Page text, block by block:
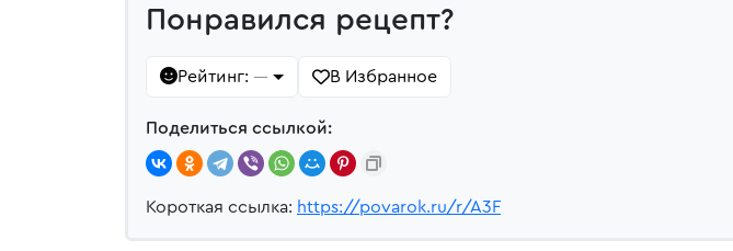
Понравился рецепт?
Рейтинг: — В Избранное
Поделиться ссылкой:
Короткая ссылка: https://povarok.ru/r/A3F